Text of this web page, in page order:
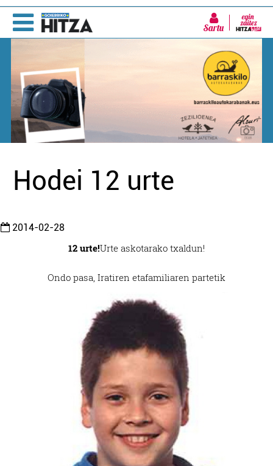
Sartu
Hodei 12 urte
2014-02-28
12 urte!Urte askotarako txaldun!
Ondo pasa, Iratiren etafamiliaren partetik